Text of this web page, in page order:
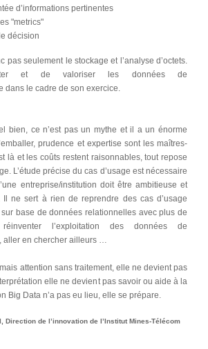
d’informations pertinentes
"metrics"
décision
pas seulement le stockage et l’analyse d’octets.
et de valoriser les données de
dans le cadre de son exercice.
bien, ce n’est pas un mythe et il a un énorme
prudence et expertise sont les maîtres-
là et les coûts restent raisonnables, tout repose
L’étude précise du cas d’usage est nécessaire
entreprise/institution doit être ambitieuse et
ne sert à rien de reprendre des cas d’usage
base de données relationnelles avec plus de
l’exploitation des données de
aller en chercher ailleurs …
attention sans traitement, elle ne devient pas
elle ne devient pas savoir ou aide à la
Big Data n’a pas eu lieu, elle se prépare.
Direction de l’innovation de l’Institut Mines-Télécom